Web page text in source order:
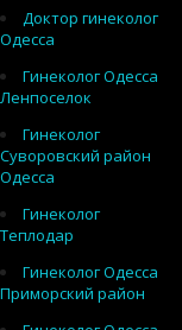
Доктор гинеколог
Одесса
Гинеколог Одесса
Ленпоселок
Гинеколог
Суворовский район
Одесса
Гинеколог
Теплодар
Гинеколог Одесса
Приморский район